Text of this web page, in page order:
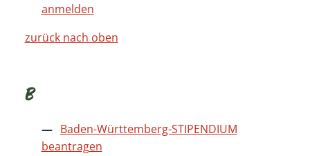
anmelden
zurück nach oben
B
Baden-Württemberg-STIPENDIUM
beantragen